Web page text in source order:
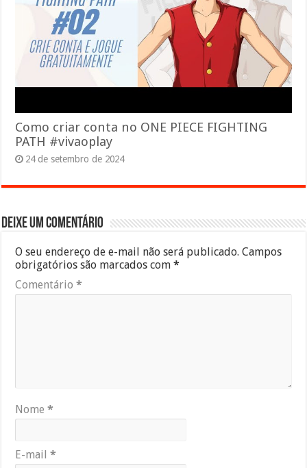
Como criar conta no ONE PIECE FIGHTING
PATH #vivaoplay
24 de setembro de 2024
Deixe um comentário
O seu endereço de e-mail não será publicado. Campos
obrigatórios são marcados com*
Comentário*
Nome*
E-mail*